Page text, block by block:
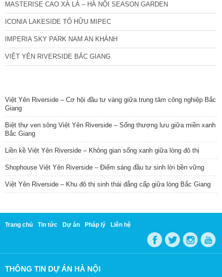
MASTERISE CAO XÀ LÁ – HÀ NỘI SEASON GARDEN
ICONIA LAKESIDE TỐ HỮU MIPEC
IMPERIA SKY PARK NAM AN KHÁNH
VIỆT YÊN RIVERSIDE BẮC GIANG
Việt Yên Riverside – Cơ hội đầu tư vàng giữa trung tâm công nghiệp Bắc
Giang
Biệt thự ven sông Việt Yên Riverside – Sống thượng lưu giữa miền xanh
Bắc Giang
Liền kề Việt Yên Riverside – Không gian sống xanh giữa lòng đô thị
Shophouse Việt Yên Riverside – Điểm sáng đầu tư sinh lời bền vững
Việt Yên Riverside – Khu đô thị sinh thái đẳng cấp giữa lòng Bắc Giang
Trang chủ Tin tức Dự án Pháp lý Liên hệ
THÔNG TIN DỰ ÁN HÀ NỘI